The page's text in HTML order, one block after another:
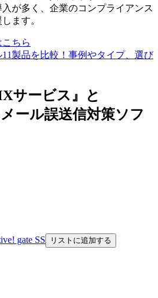
が多く、企業のコンプライアンス
ます。
ちら
製品を比較！事例やタイプ、選び
サービス』と
ール誤送信対策ソフ
gate SS リストに追加する